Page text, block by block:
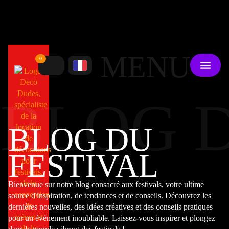
0 MENU
BLOG
BLOG DU
FESTIVAL
Bienvenue sur notre blog consacré aux festivals, votre ultime
source d'inspiration, de tendances et de conseils. Découvrez les
dernières nouvelles, des idées créatives et des conseils pratiques
pour un événement inoubliable. Laissez-vous inspirer et plongez